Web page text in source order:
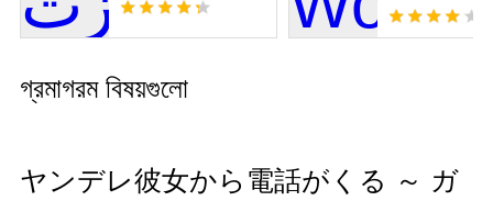
ভুতুড়ে ফোন কল ভয়েস: প্লেয়াররা ভীতিকর ভয়েস এবং সন্দেহজনক বার্তা
পায়। ভয়েসের সুর এবং বিষয়বস্তু একটি ভয়ঙ্কর এবং হুমকির পরিবেশ তৈরি
ভয় সৃষ্টি করে।
গ্রমাগরম বিষয়গুলো
ヤンデレ彼女から電話がくる ～ ガ